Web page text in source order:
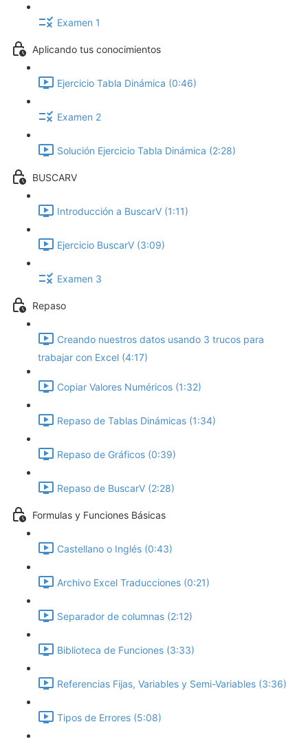
Examen 1
Aplicando tus conocimientos
Ejercicio Tabla Dinámica (0:46)
Examen 2
Solución Ejercicio Tabla Dinámica (2:28)
BUSCARV
Introducción a BuscarV (1:11)
Ejercicio BuscarV (3:09)
Examen 3
Repaso
Creando nuestros datos usando 3 trucos para
trabajar con Excel (4:17)
Copiar Valores Numéricos (1:32)
Repaso de Tablas Dinámicas (1:34)
Repaso de Gráficos (0:39)
Repaso de BuscarV (2:28)
Formulas y Funciones Básicas
Castellano o Inglés (0:43)
Archivo Excel Traducciones (0:21)
Separador de columnas (2:12)
Biblioteca de Funciones (3:33)
Referencias Fijas, Variables y Semi-Variables (3:36)
Tipos de Errores (5:08)